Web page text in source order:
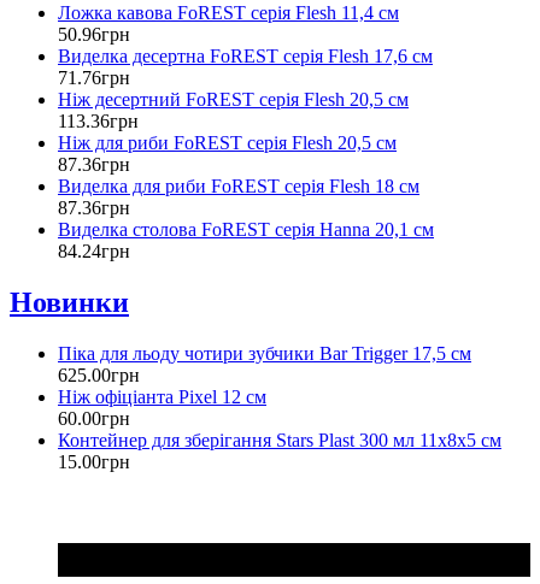
Ложка кавова FoREST серія Flesh 11,4 см
50.96грн
Виделка десертна FoREST серія Flesh 17,6 см
71 .76грн
Ніж десертний FoREST серія Flesh 20,5 см
113.36грн
Ніж для риби FoREST серія Flesh 20,5 см
87.36грн
Виделка для риби FoREST серія Flesh 18 см
87.36грн
Виделка столова FoREST серія Hanna 20,1 см
84.24грн
Новинки
Піка для льоду чотири зубчики Bar Trigger 17,5 см
625.00грн
Ніж офіціанта Pixel 12 см
60.00грн
Контейнер для зберігання Stars Plast 300 мл 11х8х5 см
15.00грн